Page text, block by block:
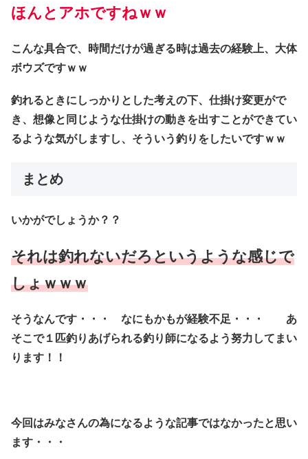
ほんとアホですねｗｗ
こんな具合で、時間だけが過ぎる時は過去の経験上、大体
ボウズですｗｗ
釣れるときにしっかりとした考えの下、仕掛け変更がで
き、想像と同じような仕掛けの動きを出すことができてい
るような気がしますし、そういう釣りをしたいですｗｗ
まとめ
いかがでしょうか？？
それは釣れないだろというような感じで
しょｗｗｗ
そうなんです・・・ なにもかもが経験不足・・・ あ
そこで１匹釣りあげられる釣り師になるよう努力してまい
ります！！
今回はみなさんの為になるような記事ではなかったと思い
ます・・・